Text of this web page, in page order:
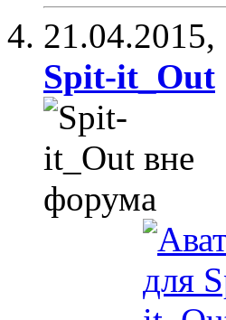
21.04.2015,
Spit-it_Out